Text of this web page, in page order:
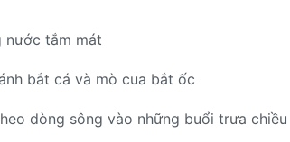
nước tắm mát
bắt cá và mò cua bắt ốc
dòng sông vào những buổi trưa chiều